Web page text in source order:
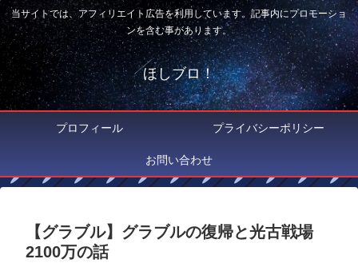
当サイトでは、アフィリエイト広告を利用しています。記事内にプロモーショ
ンを含む事があります。
ほしブロ！
プロフィール プライバシーポリシー
お問い合わせ
【グラブル】グラブルの復帰と光古戦場
2100万の話